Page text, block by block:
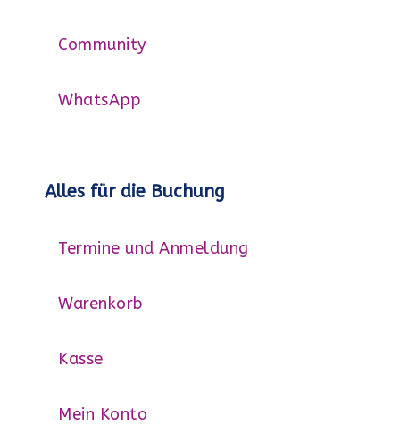
Community
WhatsApp
Alles für die Buchung
Termine und Anmeldung
Warenkorb
Kasse
Mein Konto